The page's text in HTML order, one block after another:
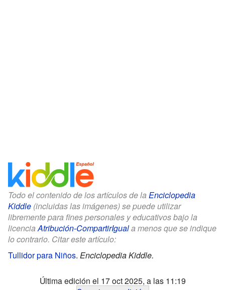
Todo el contenido de los artículos de la Enciclopedia
Kiddle (incluidas las imágenes) se puede utilizar
libremente para fines personales y educativos bajo la
licenciaAtribución-CompartirIguala menos que se indique
lo contrario. Citar este artículo:
Tullidor para Niños. Enciclopedia Kiddle.
Última edición el 17 oct 2025, a las 11:19